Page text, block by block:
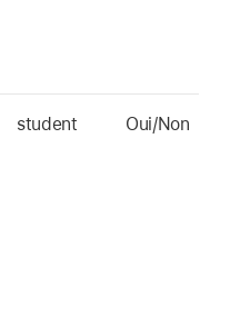
student Oui/Non